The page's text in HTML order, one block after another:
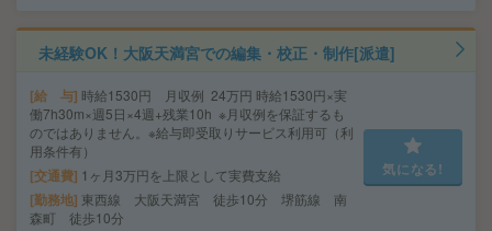
未経験OK！大阪天満宮での編集・校正・制作[派遣]
給 与 時給1530円 月収例 24万円 時給1530円×実
働7h30m×週5日×4週+残業10h ※月収例を保証するも
のではありません。※給与即受取りサービス利用可（利
用条件有）
交通費 1ヶ月3万円を上限として実費支給
勤務地 東西線 大阪天満宮 徒歩10分 堺筋線 南
森町 徒歩10分
気になる!